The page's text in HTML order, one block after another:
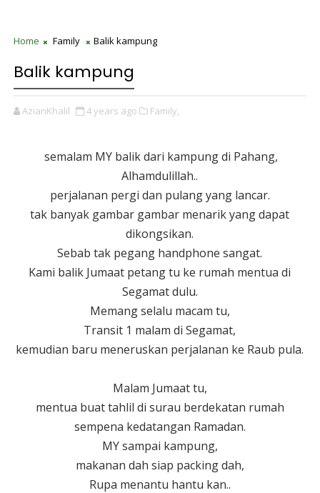
Home Family Balik kampung
Balik kampung
AzianKhalil 4 years ago Family,
semalam MY balik dari kampung di Pahang,
Alhamdulillah..
perjalanan pergi dan pulang yang lancar.
tak banyak gambar gambar menarik yang dapat
dikongsikan.
Sebab tak pegang handphone sangat.
Kami balik Jumaat petang tu ke rumah mentua di
Segamat dulu.
Memang selalu macam tu,
Transit 1 malam di Segamat,
kemudian baru meneruskan perjalanan ke Raub pula.
Malam Jumaat tu,
mentua buat tahlil di surau berdekatan rumah
sempena kedatangan Ramadan.
MY sampai kampung,
makanan dah siap packing dah,
Rupa menantu hantu kan..